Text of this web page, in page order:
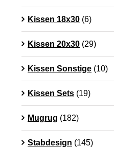
Kissen 18x30 (6)
Kissen 20x30 (29)
Kissen Sonstige (10)
Kissen Sets (19)
Mugrug (182)
Stabdesign (145)